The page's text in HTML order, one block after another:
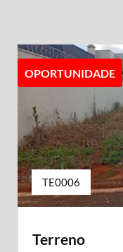
OPORTUNIDADE
TE0006
Terreno